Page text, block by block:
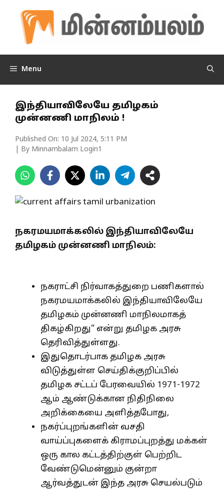
content
Menu
இந்தியாவிலேயே தமிழகம்
முன்னணி மாநிலம் !
Published On: 10 Jul 2024, 5:11 PM
| By Minnambalam Login1
நகரமயமாக்கலில் இந்தியாவிலேயே
தமிழகம் முன்னணி மாநிலம்:
நகராட்சி நிர்வாகத்துறை பணிகளால்
நகரமயமாக்கலில் இந்தியாவிலேயே
தமிழகம் முன்னணி மாநிலமாகத்
திகழ்கிறது” என்று தமிழக அரசு
தெரிவித்துள்ளது.
இதுதொடர்பாக தமிழக அரசு
விடுத்துள்ள செய்திக்குறிப்பில்
தமிழக சட்டப் பேரவையில் 1971-1972
ஆம் ஆண்டுக்கான நிதிநிலை
அறிக்கையை அளித்தபோது,
நகர்ப்புறங்களின் வசதி
வாய்ப்புகளைக் கிராமப்புறத்து மக்கள்
ஒரு கால கட்டத்திற்குள் பெற்றிட
வேண்டுமென்னும் குன்றா
ஆர்வத்துடன் இந்த அரசு செயல்படும்